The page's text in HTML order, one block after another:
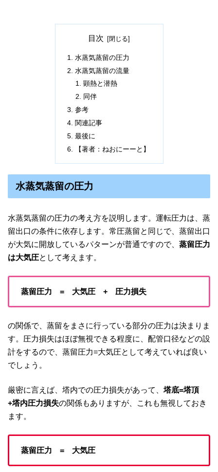
目次
水蒸気蒸留の圧力
水蒸気蒸留の流量
顕熱と潜熱
同伴
参考
関連記事
最後に
【著者：ねおにーーと】
水蒸気蒸留の圧力
水蒸気蒸留の圧力の考え方を説明します。運転圧力は、蒸
留出口の条件に依存します。常圧蒸留と同じで、蒸留出口
が大気に開放しているパターンが普通ですので、 蒸留圧力
は大気圧として考えます。
蒸留圧力 = 大気圧 + 圧力損失
の関係で、蒸留をまさに行っている部分の圧力は決まりま
す。圧力損失はほぼ無視できる程度に、配管口径などの設
計をするので、蒸留圧力=大気圧として考えていれば良い
でしょう。
厳密に言えば、塔内での圧力損失があって、 塔底=塔頂
+塔内圧力損失の関係もありますが、これも無視しておき
ます。
蒸留圧力 = 大気圧